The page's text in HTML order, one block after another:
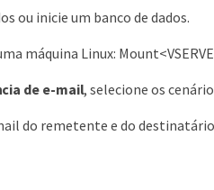
ou inicie um banco de dados.
máquina Linux:
de e-mail, selecione os
do remetente e do